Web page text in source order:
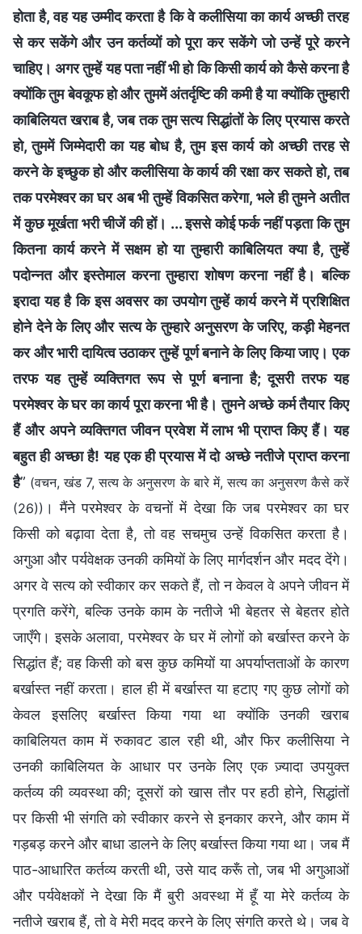
होता है, वह यह उम्मीद करता है कि वे कलीसिया का कार्य अच्छी तरह
से कर सकेंगे और उन कर्तव्यों को पूरा कर सकेंगे जो उन्हें पूरे करने
चाहिए। अगर तुम्हें यह पता नहीं भी हो कि किसी कार्य को कैसे करना है
क्योंकि तुम बेवकूफ हो और तुममें अंतर्दृष्टि की कमी है या क्योंकि तुम्हारी
काबिलियत खराब है, जब तक तुम सत्य सिद्धांतों के लिए प्रयास करते
हो, तुममें जिम्मेदारी का यह बोध है, तुम इस कार्य को अच्छी तरह से
करने के इच्छुक हो और कलीसिया के कार्य की रक्षा कर सकते हो, तब
तक परमेश्वर का घर अब भी तुम्हें विकसित करेगा, भले ही तुमने अतीत
में कुछ मूर्खता भरी चीजें की हों। ... इससे कोई फर्क नहीं पड़ता कि तुम
कितना कार्य करने में सक्षम हो या तुम्हारी काबिलियत क्या है, तुम्हें
पदोन्नत और इस्तेमाल करना तुम्हारा शोषण करना नहीं है। बल्कि
इरादा यह है कि इस अवसर का उपयोग तुम्हें कार्य करने में प्रशिक्षित
होने देने के लिए और सत्य के तुम्हारे अनुसरण के जरिए, कड़ी मेहनत
कर और भारी दायित्व उठाकर तुम्हें पूर्ण बनाने के लिए किया जाए। एक
तरफ यह तुम्हें व्यक्तिगत रूप से पूर्ण बनाना है; दूसरी तरफ यह
परमेश्वर के घर का कार्य पूरा करना भी है। तुमने अच्छे कर्म तैयार किए
हैं और अपने व्यक्तिगत जीवन प्रवेश में लाभ भी प्राप्त किए हैं। यह
बहुत ही अच्छा है! यह एक ही प्रयास में दो अच्छे नतीजे प्राप्त करना
है” (वचन, खंड 7, सत्य के अनुसरण के बारे में, सत्य का अनुसरण कैसे करें
(26)) । मैंने परमेश्वर के वचनों में देखा कि जब परमेश्वर का घर
किसी को बढ़ावा देता है, तो वह सचमुच उन्हें विकसित करता है।
अगुआ और पर्यवेक्षक उनकी कमियों के लिए मार्गदर्शन और मदद देंगे।
अगर वे सत्य को स्वीकार कर सकते हैं, तो न केवल वे अपने जीवन में
प्रगति करेंगे, बल्कि उनके काम के नतीजे भी बेहतर से बेहतर होते
जाएँगे। इसके अलावा, परमेश्वर के घर में लोगों को बर्खास्त करने के
सिद्धांत हैं; वह किसी को बस कुछ कमियों या अपर्याप्तताओं के कारण
बर्खास्त नहीं करता। हाल ही में बर्खास्त या हटाए गए कुछ लोगों को
केवल इसलिए बर्खास्त किया गया था क्योंकि उनकी खराब
काबिलियत काम में रुकावट डाल रही थी, और फिर कलीसिया ने
उनकी काबिलियत के आधार पर उनके लिए एक ज़्यादा उपयुक्त
कर्तव्य की व्यवस्था की; दूसरों को खास तौर पर हठी होने, सिद्धांतों
पर किसी भी संगति को स्वीकार करने से इनकार करने, और काम में
गड़बड़ करने और बाधा डालने के लिए बर्खास्त किया गया था। जब मैं
पाठ-आधारित कर्तव्य करती थी, उसे याद करूँ तो, जब भी अगुआओं
और पर्यवेक्षकों ने देखा कि मैं बुरी अवस्था में हूँ या मेरे कर्तव्य के
नतीजे खराब हैं, तो वे मेरी मदद करने के लिए संगति करते थे। जब वे